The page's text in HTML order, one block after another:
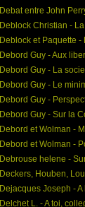
Debat entre John
Deblock Christian -
Deblock et Paquette
Debord Guy - Aux
Debord Guy - La
Debord Guy - Le
Debord Guy -
Debord Guy - Sur la
Debord et Wolman -
Debord et Wolman -
Debrouse helene -
Deckers, Houben,
Dejacques Joseph -
Delchet L. - A toi,